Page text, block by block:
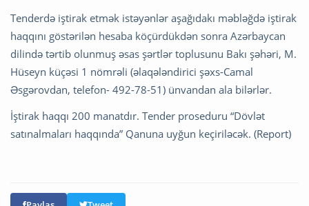
Tenderdə iştirak etmək istəyənlər aşağıdakı məbləğdə iştirak
haqqını göstərilən hesaba köçürdükdən sonra Azərbaycan
dilində tərtib olunmuş əsas şərtlər toplusunu Bakı şəhəri, M.
Hüseyn küçəsi 1 nömrəli (əlaqələndirici şəxs-Camal
Əsgərovdan, telefon- 492-78-51) ünvandan ala bilərlər.
İştirak haqqı 200 manatdır. Tender proseduru “Dövlət
satınalmaları haqqında” Qanuna uyğun keçiriləcək. (Report)